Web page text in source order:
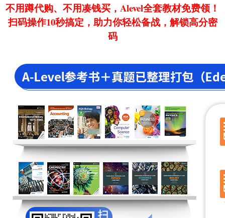
不用蹲代购、不用凑钱买，Alevel全套教材免费领！
扫码操作10秒搞定，助力你轻松备战，解锁高分密
码